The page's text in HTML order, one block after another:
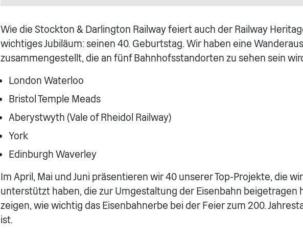
Wie die Stockton & Darlington Railway feiert auch der Railway
wichtiges Jubiläum: seinen 40. Geburtstag. Wir haben eine
zusammengestellt, die an fünf Bahnhofsstandorten zu sehen sein
London Waterloo
Bristol Temple Meads
Aberystwyth (Vale of Rheidol Railway)
York
Edinburgh Waverley
Im April, Mai und Juni präsentieren wir 40 unserer Top-Projekte, die
unterstützt haben, die zur Umgestaltung der Eisenbahn beigetragen
zeigen, wie wichtig das Eisenbahnerbe bei der Feier zum 200.
ist.